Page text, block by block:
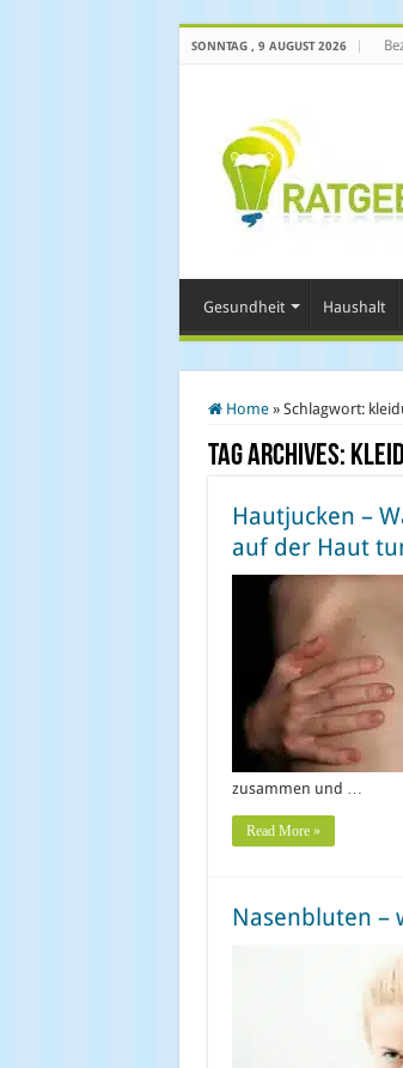
SONNTAG , 9 AUGUST 2026
Gesundheit Haushalt
Home » Schlagwort:
Tag Archives:
Hautjucken –
auf der Haut
zusammen und …
Read More »
Nasenbluten –